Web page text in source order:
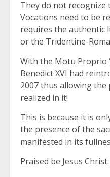
They do not recognize
Vocations need to be
requires the authentic
or the Tridentine-
With the Motu Proprio
Benedict XVI had
2007 thus allowing
realized in it!
This is because it is
the presence of the
manifested in its
Praised be Jesus